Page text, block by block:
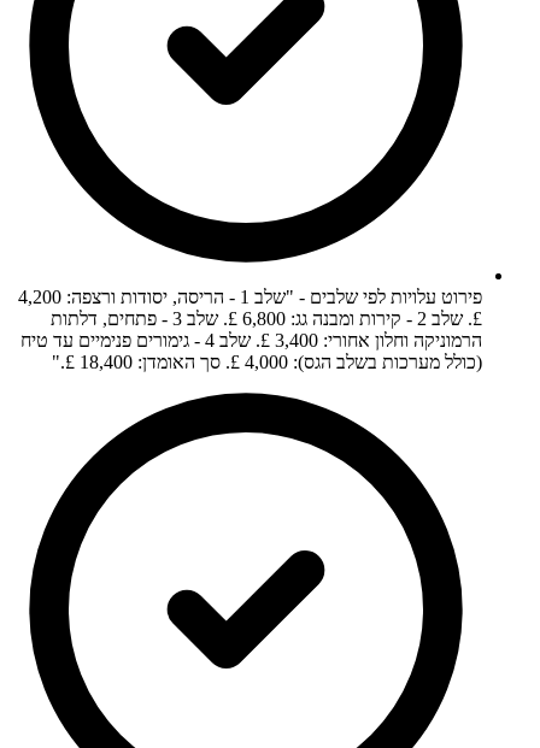
פירוט עלויות לפי שלבים - "שלב 1 - הריסה, יסודות ורצפה: 4,200
£. שלב 2 - קירות ומבנה גג: 6,800 £. שלב 3 - פתחים, דלתות
הרמוניקה וחלון אחורי: 3,400 £. שלב 4 - גימורים פנימיים עד טיח
(כולל מערכות בשלב הגס): 4,000 £. סך האומדן: 18,400 £."